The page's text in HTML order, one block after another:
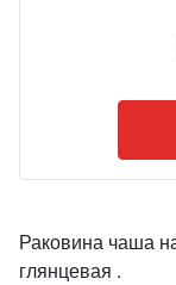
Раковина чаша
глянцевая .